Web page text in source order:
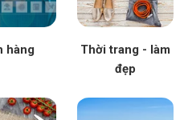
hàng
Thời trang - làm
đẹp